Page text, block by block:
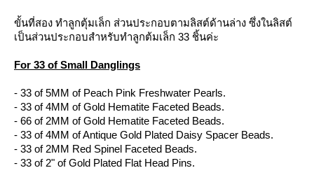
ขั้นที่สอง ทำลูกตุ้มเล็ก ส่วนประกอบตามลิสต์ด้านล่าง ซึ่งในลิสต์
เป็นส่วนประกอบสำหรับทำลูกต้มเล็ก 33 ชิ้นค่ะ
For 33 of Small Danglings
- 33 of 5MM of Peach Pink Freshwater Pearls.
- 33 of 4MM of Gold Hematite Faceted Beads.
- 66 of 2MM of Gold Hematite Faceted Beads.
- 33 of 4MM of Antique Gold Plated Daisy Spacer Beads.
- 33 of 2MM Red Spinel Faceted Beads.
- 33 of 2" of Gold Plated Flat Head Pins.